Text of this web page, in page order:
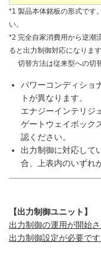
*1 製品本体銘板の形式です
い。
*2 完全自家消費用から逆潮
ると出力制御対応になります
切替方法は従来型への切
パワーコンディショ
トが異なります。
エナジーインテリジ
ゲートウェイボック
認ください。
出力制御に対応して
合、上表内のいずれ
【出力制御ユニット】
出力制御の運用が開始
出力制御設定が必要です